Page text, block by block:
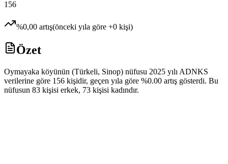
156
%0,00 artış(önceki yıla göre +0 kişi)
Özet
Oymayaka köyünün (Türkeli, Sinop) nüfusu 2025 yılı ADNKS
verilerine göre 156 kişidir, geçen yıla göre %0.00 artış gösterdi. Bu
nüfusun 83 kişisi erkek, 73 kişisi kadındır.